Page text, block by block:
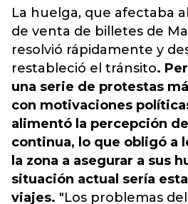
La huelga, que afectaba
de venta de billetes de
resolvió rápidamente y
restableció el tránsito.
una serie de protestas
con motivaciones
alimentó la percepción
continua, lo que obligó a
la zona a asegurar a sus
situación actual sería
viajes. "Los problemas